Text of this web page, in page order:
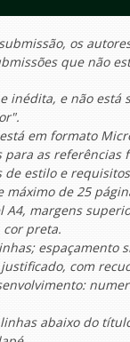
os
que não
inédita, e não está
em formato
para as referências
de estilo e
máximo de 25
A4, margens
cor preta.
espaçamento
com
abaixo do